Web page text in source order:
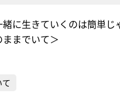
に生きていくのは簡単
までいて＞